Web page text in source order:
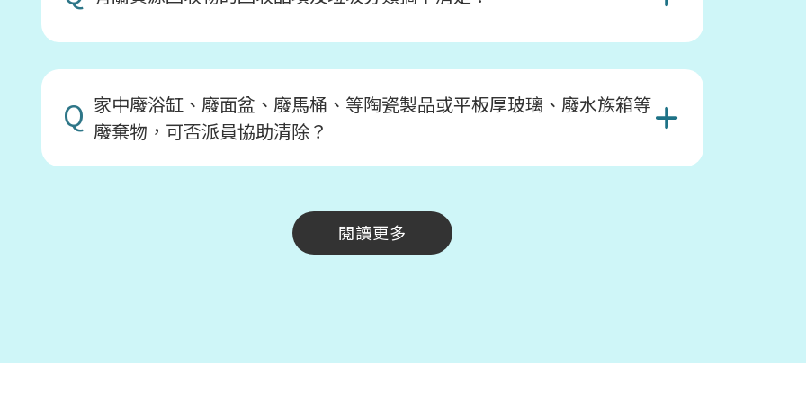
Q 家中廢浴缸、廢面盆、廢馬桶、等陶瓷製品或平板厚玻璃、廢水族箱等
廢棄物，可否派員協助清除？
閱讀更多